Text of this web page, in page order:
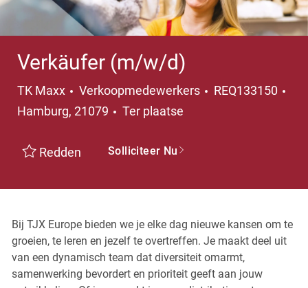
Verkäufer (m/w/d)
TK Maxx Categorie
Verkoopmedewerkers
REQ133150
Plaats
Hamburg, 21079 Ter plaatse
Redden Solliciteer Nu
Bij TJX Europe bieden we je elke dag nieuwe kansen om te
groeien, te leren en jezelf te overtreffen. Je maakt deel uit
van een dynamisch team dat diversiteit omarmt,
samenwerking bevordert en prioriteit geeft aan jouw